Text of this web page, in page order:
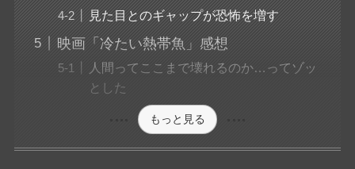
見た目とのギャップが恐怖を増す
映画「冷たい熱帯魚」感想
人間ってここまで壊れるのか…ってゾッ
とした
もっと見る